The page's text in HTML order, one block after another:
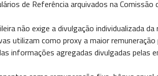
de Referência arquivados na Comissão
não exige a divulgação individualizada
utilizam como proxy a maior
informações agregadas divulgadas pelas